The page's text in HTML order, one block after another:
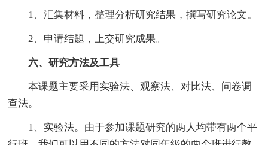
1、汇集材料，整理分析研究结果，撰写研究论文。
2、申请结题，上交研究成果。
六、研究方法及工具
本课题主要采用实验法、观察法、对比法、问卷调
查法。
1、实验法。由于参加课题研究的两人均带有两个平